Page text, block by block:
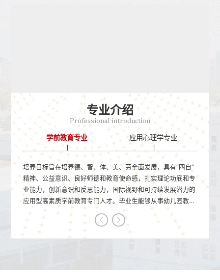
专业介绍
Professional introduction
学前教育专业 应用心理学专业
培养目标旨在培养德、智、体、美、劳全面发展，具有“四自”
精神、公益意识、良好师德和教育使命感，扎实理论功底和专
业能力，创新意识和反思能力，国际视野和可持续发展潜力的
应用型高素质学前教育专门人才。毕业生能够从事幼儿园教
师、幼教机构专业从业人员、学前教育相关领域的工作。专业
特色学前教育专业已开办三十多年，学科基础扎实，专业发展
成熟，以培养学生的专业能力及突出学生实践能力培养的全实